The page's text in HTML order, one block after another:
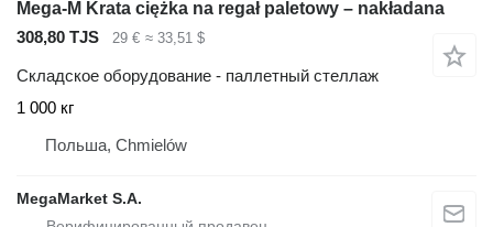
Mega-M Krata ciężka na regał paletowy – nakładana
308,80 TJS
29 € ≈ 33,51 $
Складское оборудование - паллетный стеллаж
1 000 кг
Польша, Chmielów
MegaMarket S.A.